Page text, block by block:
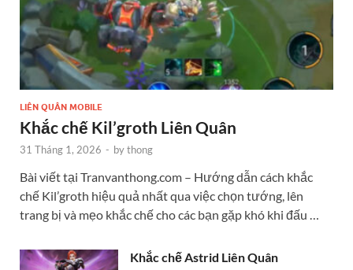
LIÊN QUÂN MOBILE
Khắc chế Kil’groth Liên Quân
31 Tháng 1, 2026 - bythong
Bài viết tại Tranvanthong.com – Hướng dẫn cách khắc
chế Kil’groth hiệu quả nhất qua việc chọn tướng, lên
trang bị và mẹo khắc chế cho các bạn gặp khó khi đấu …
Khắc chế Astrid Liên Quân